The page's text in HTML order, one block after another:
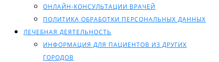
ОНЛАЙН-КОНСУЛЬТАЦИИ ВРАЧЕЙ
ПОЛИТИКА ОБРАБОТКИ ПЕРСОНАЛЬНЫХ ДАННЫХ
ЛЕЧЕБНАЯ ДЕЯТЕЛЬНОСТЬ
ИНФОРМАЦИЯ ДЛЯ ПАЦИЕНТОВ ИЗ ДРУГИХ
ГОРОДОВ